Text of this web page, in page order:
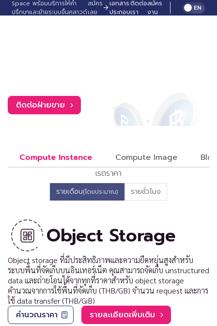
Space พร้อมบริการให้คำ
ปรึกษาและย้ายระบบขึ้นคลาวด์
สมัคร
เลย
เอกสาร
ประกอบ
ติดต่อ
เรา
สมัคร
งาน
EN
ติดต่อฝ่ายขาย
Compute Instance Compute Image
เรตราคา
รายเดือน(โดยประมาณ) รายชั่วโมง
Object Storage
Object storage ที่มีประสิทธิภาพและความยืดหยุ่นสูงสำหรับ
ระบบพื้นที่จัดเก็บบนอินเทอร์เน็ต คุณสามารถจัดเก็บ unstructured
data และถ่ายโอนได้จากทุกที่ราคาสำหรับ object storage
คำนวณจากการใช้พื้นที่จัดเก็บ (THB/GB) จำนวน request และการ
ใช้ data transfer (THB/GiB)
คำนวณราคา
รายละเอียดเพิ่มเติม